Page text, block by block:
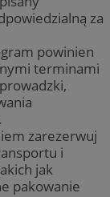
za
powinien
terminami
zarezerwuj
i
jak
pakowanie